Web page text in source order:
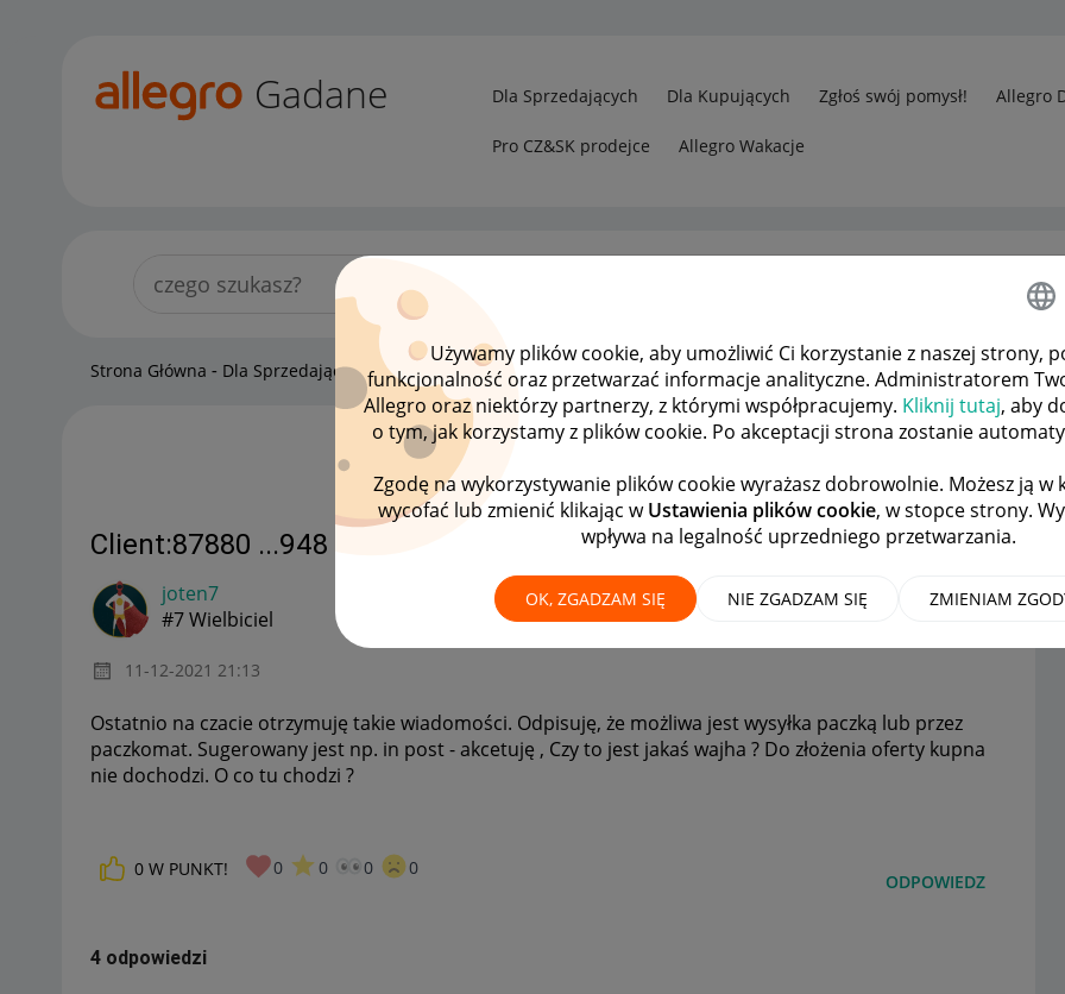
Używamy plików cookie, aby umożliwić Ci korzystanie z naszej strony,
funkcjonalność oraz przetwarzać informacje analityczne. Administratorem
Allegro oraz niektórzy partnerzy, z którymi współpracujemy. Kliknij tutaj, aby
o tym, jak korzystamy z plików cookie. Po akceptacji strona zostanie
Zgodę na wykorzystywanie plików cookie wyrażasz dobrowolnie. Możesz ją w
wycofać lub zmienić klikając wUstawienia plików cookie, w stopce strony.
wpływa na legalność uprzedniego przetwarzania.
OK, ZGADZAM SIĘ NIE ZGADZAM SIĘ ZMIENIAM
Gadane Dla Sprzedających Dla Kupujących Zgłoś swój pomysł! Allegro
Pro CZ&SK prodejce Allegro Wakacje
Strona Główna Dla Sprzedających Sprzedający o Allegro Lokalnie Client:87880 ...948 prosi o warunki dostawy:
Client:87880 ...948 prosi o warunki dostawy:
joten7
#7 Wielbiciel
‎11-12-2021 21:13
Ostatnio na czacie otrzymuję takie wiadomości. Odpisuję, że możliwa jest wysyłka paczką lub przez
paczkomat. Sugerowany jest np. in post - akcetuję , Czy to jest jakaś wajha ? Do złożenia oferty kupna
nie dochodzi. O co tu chodzi ?
0 W PUNKT! 0 0 0 0
ODPOWIEDZ
LISTA TEMATÓW POPRZEDNIA NASTĘPNA
4 odpowiedzi